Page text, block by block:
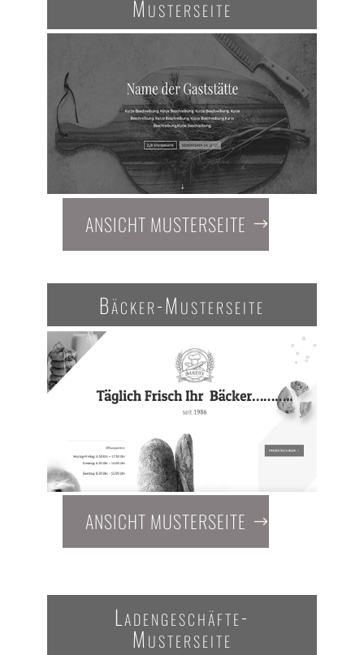
Musterseite
ANSICHT MUSTERSEITE
Bäcker-Musterseite
ANSICHT MUSTERSEITE
Ladengeschäfte-
Musterseite